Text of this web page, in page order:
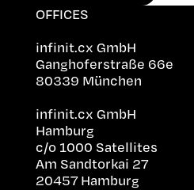
OFFICES
infinit.cx GmbH
Ganghoferstraße 66e
80339 München
infinit.cx GmbH
Hamburg
c/o 1000 Satellites
Am Sandtorkai 27
20457 Hamburg